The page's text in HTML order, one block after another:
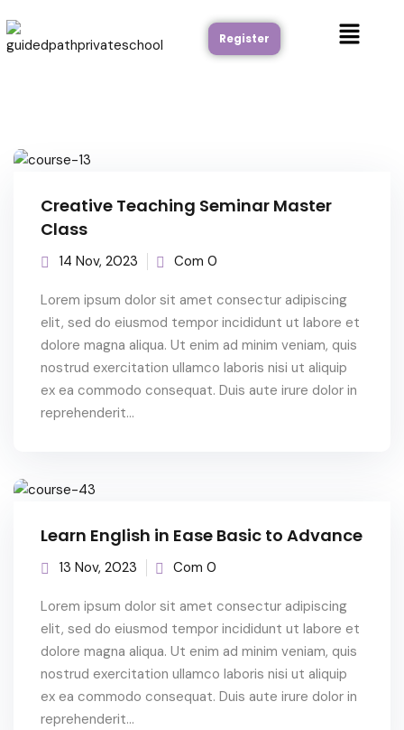
Register
Creative Teaching Seminar Master
Class
14 Nov, 2023 Com 0
Lorem ipsum dolor sit amet consectur adipiscing
elit, sed do eiusmod tempor incididunt ut labore et
dolore magna aliqua. Ut enim ad minim veniam, quis
nostrud exercitation ullamco laboris nisi ut aliquip
ex ea commodo consequat. Duis aute irure dolor in
reprehenderit...
Learn English in Ease Basic to Advance
13 Nov, 2023 Com 0
Lorem ipsum dolor sit amet consectur adipiscing
elit, sed do eiusmod tempor incididunt ut labore et
dolore magna aliqua. Ut enim ad minim veniam, quis
nostrud exercitation ullamco laboris nisi ut aliquip
ex ea commodo consequat. Duis aute irure dolor in
reprehenderit...